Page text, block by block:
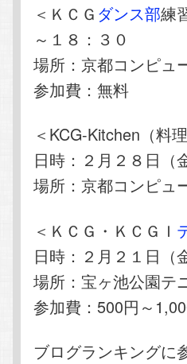
＜ＫＣＧ ダンス部練
～１８：３０
場所：京都コンピ
参加費：無料
＜KCG-Kitchen（料
日時：２月２８日（
場所：京都コンピュ
＜ＫＣＧ・ＫＣＧＩ
日時：２月２１日（
場所：宝ヶ池公園テ
参加費：500円～
ブログランキングに